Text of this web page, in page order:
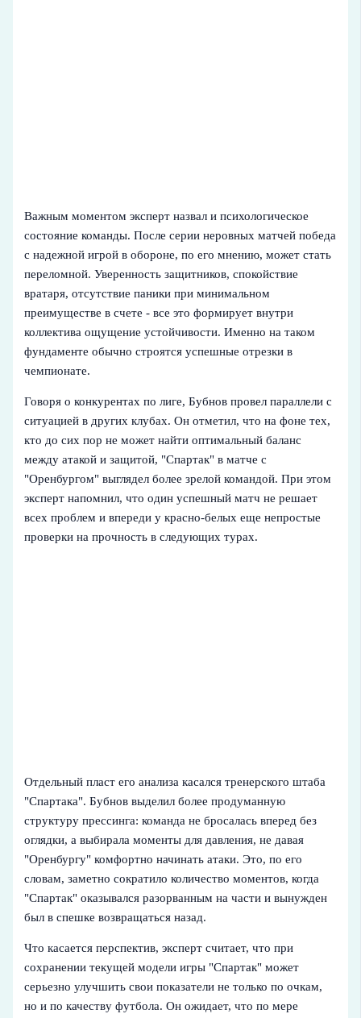
Важным моментом эксперт назвал и психологическое
состояние команды. После серии неровных матчей победа
с надежной игрой в обороне, по его мнению, может стать
переломной. Уверенность защитников, спокойствие
вратаря, отсутствие паники при минимальном
преимуществе в счете - все это формирует внутри
коллектива ощущение устойчивости. Именно на таком
фундаменте обычно строятся успешные отрезки в
чемпионате.
Говоря о конкурентах по лиге, Бубнов провел параллели с
ситуацией в других клубах. Он отметил, что на фоне тех,
кто до сих пор не может найти оптимальный баланс
между атакой и защитой, "Спартак" в матче с
"Оренбургом" выглядел более зрелой командой. При этом
эксперт напомнил, что один успешный матч не решает
всех проблем и впереди у красно-белых еще непростые
проверки на прочность в следующих турах.
Отдельный пласт его анализа касался тренерского штаба
"Спартака". Бубнов выделил более продуманную
структуру прессинга: команда не бросалась вперед без
оглядки, а выбирала моменты для давления, не давая
"Оренбургу" комфортно начинать атаки. Это, по его
словам, заметно сократило количество моментов, когда
"Спартак" оказывался разорванным на части и вынужден
был в спешке возвращаться назад.
Что касается перспектив, эксперт считает, что при
сохранении текущей модели игры "Спартак" может
серьезно улучшить свои показатели не только по очкам,
но и по качеству футбола. Он ожидает, что по мере